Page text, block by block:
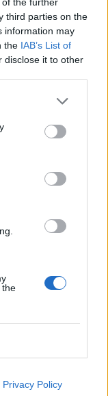
third parties on the
information may
the IAB’s List of
disclose it to other
the
Privacy Policy